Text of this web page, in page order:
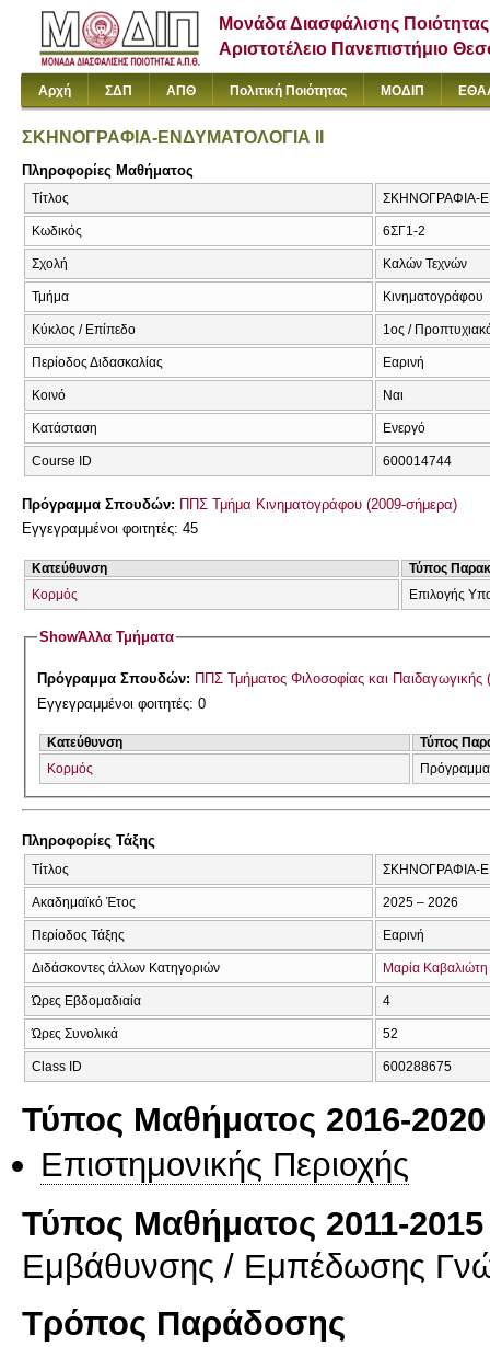
Μονάδα Διασφάλισης Ποιότητας
Αριστοτέλειο Πανεπιστήμιο
Αρχή ΣΔΠ ΑΠΘ Πολιτική Ποιότητας ΜΟΔΙΠ
ΣΚΗΝΟΓΡΑΦΙΑ-ΕΝΔΥΜΑΤΟΛΟΓΙΑ ΙΙ
Πληροφορίες Μαθήματος
Τίτλος ΣΚΗΝΟΓΡΑΦΙΑ-
Κωδικός 6ΣΓ1-2
Σχολή Καλών Τεχνών
Τμήμα Κινηματογράφου
Κύκλος / Επίπεδο 1ος /
Περίοδος Διδασκαλίας Εαρινή
Κοινό Ναι
Κατάσταση Ενεργό
Course ID 600014744
Πρόγραμμα Σπουδών: ΠΠΣ Τμήμα Κινηματογράφου (2009-σήμερα)
Εγγεγραμμένοι φοιτητές: 45
Κατεύθυνση
Τύπος
Κορμός
Επιλογής
ShowΆλλα Τμήματα
Πρόγραμμα Σπουδών: ΠΠΣ Τμήματος Φιλοσοφίας και Παιδαγωγικής
Εγγεγραμμένοι φοιτητές: 0
Κατεύθυνση
Τύπος
Κορμός
Πληροφορίες Τάξης
Τίτλος ΣΚΗΝΟΓΡΑΦΙΑ-
Ακαδημαϊκό Έτος 2025 – 2026
Περίοδος Τάξης Εαρινή
Διδάσκοντες άλλων Κατηγοριών Μαρία Καβαλιώτη
Ώρες Εβδομαδιαία 4
Ώρες Συνολικά 52
Class ID 600288675
Τύπος Μαθήματος 2016-2020
Επιστημονικής Περιοχής
Τύπος Μαθήματος 2011-2015
Εμβάθυνσης / Εμπέδωσης
Τρόπος Παράδοσης